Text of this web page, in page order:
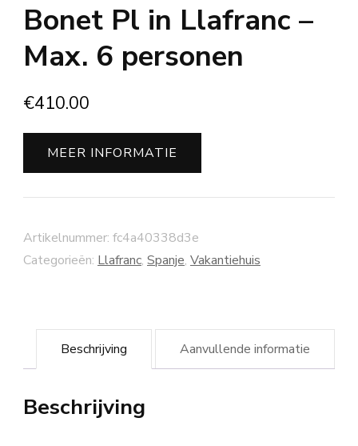
Bonet Pl in Llafranc –
Max. 6 personen
€410.00
MEER INFORMATIE
Artikelnummer: fc4a40338d3e
Categorieën: Llafranc, Spanje, Vakantiehuis
Beschrijving Aanvullende informatie
Beschrijving